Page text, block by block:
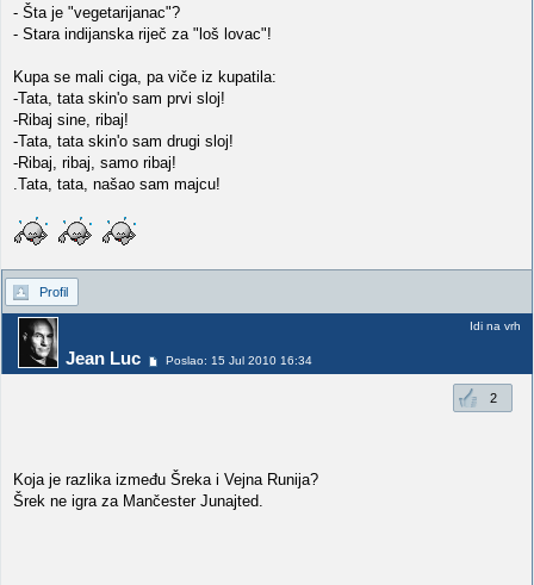
- Šta je "vegetarijanac"?
- Stara indijanska riječ za "loš lovac"!
Kupa se mali ciga, pa viče iz kupatila:
-Tata, tata skin'o sam prvi sloj!
-Ribaj sine, ribaj!
-Tata, tata skin'o sam drugi sloj!
-Ribaj, ribaj, samo ribaj!
.Tata, tata, našao sam majcu!
Profil
Jean Luc Poslao: 15 Jul 2010 16:34
Idi na vrh
2
Koja je razlika između Šreka i Vejna Runija?
Šrek ne igra za Mančester Junajted.